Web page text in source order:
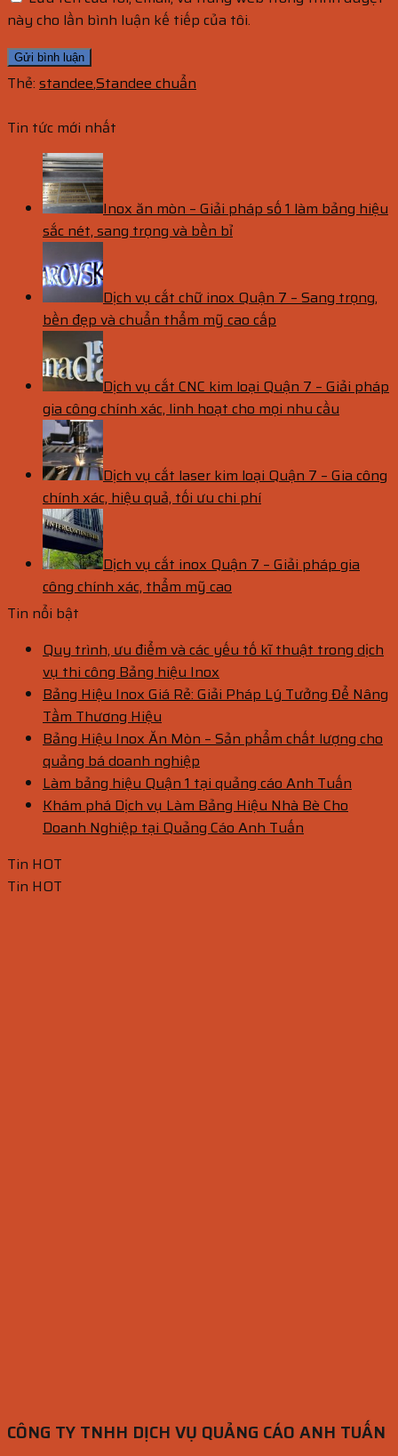
này cho lần bình luận kế tiếp của tôi.
Thẻ: standee,Standee chuẩn
Tin tức mới nhất
Inox ăn mòn – Giải pháp số 1 làm bảng hiệu
sắc nét, sang trọng và bền bỉ
Dịch vụ cắt chữ inox Quận 7 – Sang trọng,
bền đẹp và chuẩn thẩm mỹ cao cấp
Dịch vụ cắt CNC kim loại Quận 7 – Giải pháp
gia công chính xác, linh hoạt cho mọi nhu cầu
Dịch vụ cắt laser kim loại Quận 7 – Gia công
chính xác, hiệu quả, tối ưu chi phí
Dịch vụ cắt inox Quận 7 – Giải pháp gia
công chính xác, thẩm mỹ cao
Tin nổi bật
Quy trình, ưu điểm và các yếu tố kĩ thuật trong dịch
vụ thi công Bảng hiệu Inox
Bảng Hiệu Inox Giá Rẻ: Giải Pháp Lý Tưởng Để Nâng
Tầm Thương Hiệu
Bảng Hiệu Inox Ăn Mòn – Sản phẩm chất lượng cho
quảng bá doanh nghiệp
Làm bảng hiệu Quận 1 tại quảng cáo Anh Tuấn
Khám phá Dịch vụ Làm Bảng Hiệu Nhà Bè Cho
Doanh Nghiệp tại Quảng Cáo Anh Tuấn
Tin HOT
Tin HOT
CÔNG TY TNHH DỊCH VỤ QUẢNG CÁO ANH TUẤN